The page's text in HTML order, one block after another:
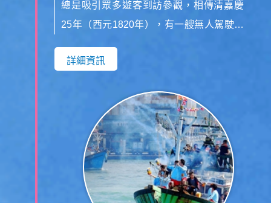
總是吸引眾多遊客到訪參觀，相傳清嘉慶
25年（西元1820年），有一艘無人駕駛的
外載浮載沉，當地里民迎此神像，建為保
詳細資訊